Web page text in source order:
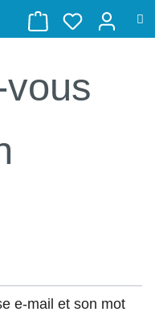
LE PANIER
e-mail et son mot